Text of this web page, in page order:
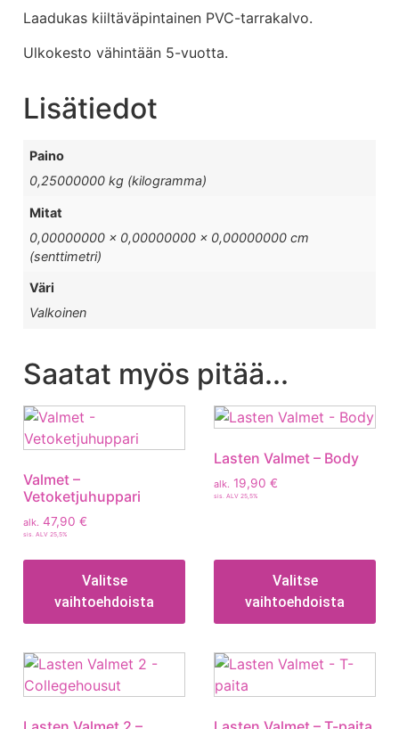
Laadukas kiiltäväpintainen PVC-tarrakalvo.
Ulkokesto vähintään 5-vuotta.
Lisätiedot
Paino
0,25000000 kg (kilogramma)
Mitat
0,00000000 × 0,00000000 × 0,00000000 cm
(senttimetri)
Väri
Valkoinen
Saatat myös pitää...
Valmet –
Vetoketjuhuppari
alk. 47,90 €
sis. ALV 25,5%
Valitse
vaihtoehdoista
Lasten Valmet – Body
alk. 19,90 €
sis. ALV 25,5%
Valitse
vaihtoehdoista